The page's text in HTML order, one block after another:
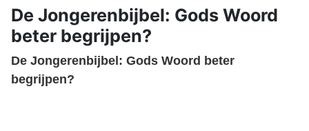
De Jongerenbijbel: Gods Woord
beter begrijpen?
De Jongerenbijbel: Gods Woord beter
begrijpen?